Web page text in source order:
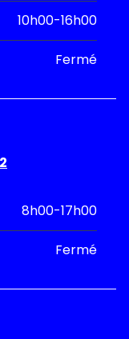
10h00-16h00
Fermé
8h00-17h00
Fermé